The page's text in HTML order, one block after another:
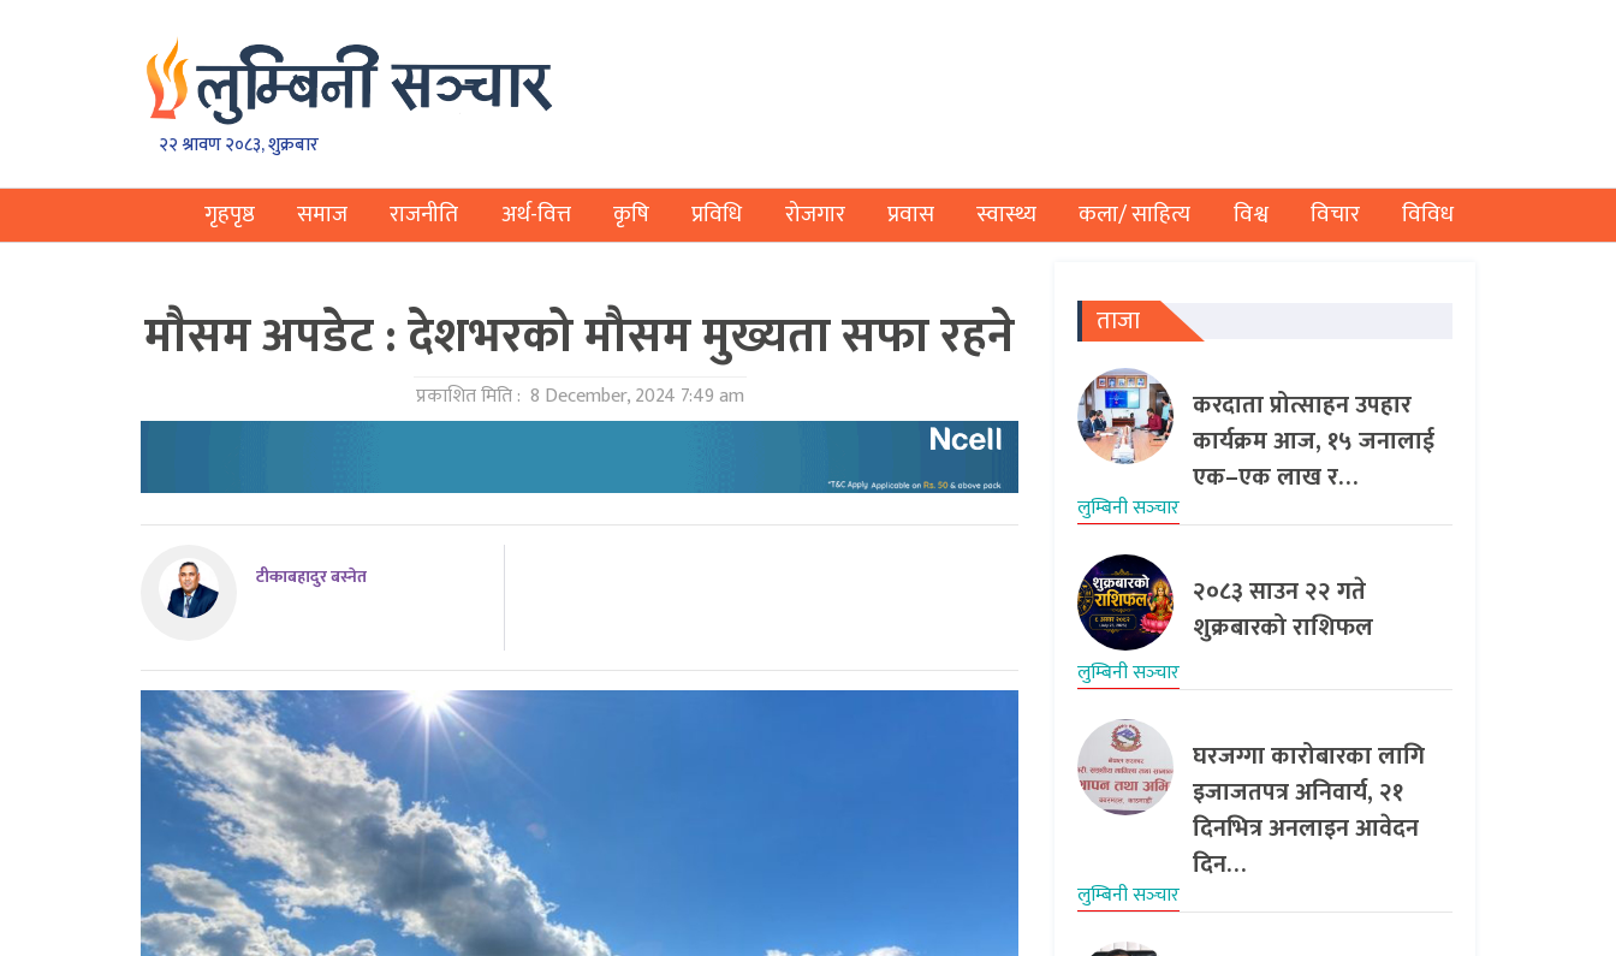
२२ श्रावण २०८३, शुक्रबार
गृहपृष्ठ समाज राजनीति अर्थ-वित्त कृषि प्रविधि रोजगार प्रवास स्वास्थ्य कला/ साहित्य विश्व विचार विविध
माैसम अपडेट : देशभरको मौसम मुख्यता सफा रहने
प्रकाशित मिति : 8 December, 2024 7:49 am
टीकाबहादुर बस्नेत
ताजा
करदाता प्रोत्साहन उपहार
कार्यक्रम आज, १५ जनालाई
एक–एक लाख र…
लुम्बिनी सञ्‍चार
२०८३ साउन २२ गते
शुक्रबारको राशिफल
लुम्बिनी सञ्‍चार
घरजग्गा कारोबारका लागि
इजाजतपत्र अनिवार्य, २१
दिनभित्र अनलाइन आवेदन
दिन…
लुम्बिनी सञ्‍चार